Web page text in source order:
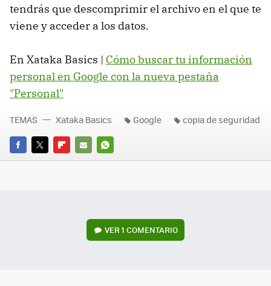
tendrás que descomprimir el archivo en el que te
viene y acceder a los datos.
En Xataka Basics | Cómo buscar tu información
personal en Google con la nueva pestaña
"Personal"
FACEBOOK
TWITTERFLIPBOARD
E-
WHATSAPP
TEMAS Xataka Basics Google copia de seguridad
VER1 COMENTARIO